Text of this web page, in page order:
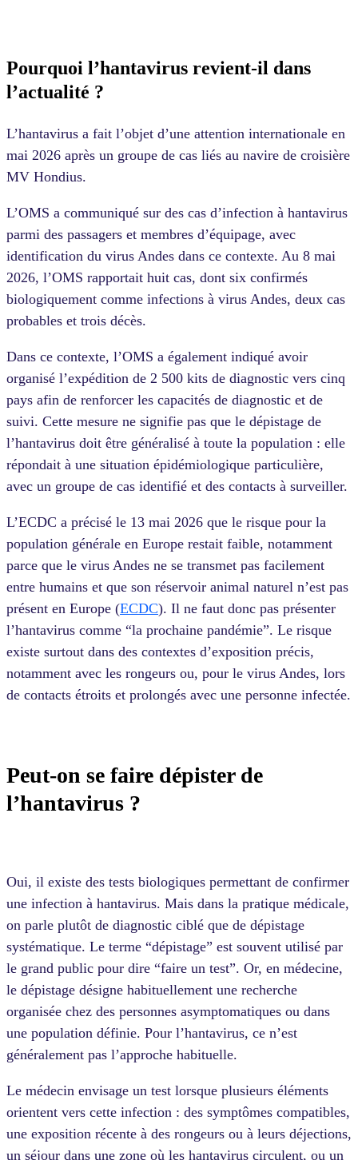
Pourquoi l’hantavirus revient-il dans
l’actualité ?
L’hantavirus a fait l’objet d’une attention internationale en
mai 2026 après un groupe de cas liés au navire de croisière
MV Hondius.
L’OMS a communiqué sur des cas d’infection à hantavirus
parmi des passagers et membres d’équipage, avec
identification du virus Andes dans ce contexte. Au 8 mai
2026, l’OMS rapportait huit cas, dont six confirmés
biologiquement comme infections à virus Andes, deux cas
probables et trois décès.
Dans ce contexte, l’OMS a également indiqué avoir
organisé l’expédition de 2 500 kits de diagnostic vers cinq
pays afin de renforcer les capacités de diagnostic et de
suivi. Cette mesure ne signifie pas que le dépistage de
l’hantavirus doit être généralisé à toute la population : elle
répondait à une situation épidémiologique particulière,
avec un groupe de cas identifié et des contacts à surveiller.
L’ECDC a précisé le 13 mai 2026 que le risque pour la
population générale en Europe restait faible, notamment
parce que le virus Andes ne se transmet pas facilement
entre humains et que son réservoir animal naturel n’est pas
présent en Europe (ECDC). Il ne faut donc pas présenter
l’hantavirus comme “la prochaine pandémie”. Le risque
existe surtout dans des contextes d’exposition précis,
notamment avec les rongeurs ou, pour le virus Andes, lors
de contacts étroits et prolongés avec une personne infectée.
Peut-on se faire dépister de
l’hantavirus ?
Oui, il existe des tests biologiques permettant de confirmer
une infection à hantavirus. Mais dans la pratique médicale,
on parle plutôt de diagnostic ciblé que de dépistage
systématique. Le terme “dépistage” est souvent utilisé par
le grand public pour dire “faire un test”. Or, en médecine,
le dépistage désigne habituellement une recherche
organisée chez des personnes asymptomatiques ou dans
une population définie. Pour l’hantavirus, ce n’est
généralement pas l’approche habituelle.
Le médecin envisage un test lorsque plusieurs éléments
orientent vers cette infection : des symptômes compatibles,
une exposition récente à des rongeurs ou à leurs déjections,
un séjour dans une zone où les hantavirus circulent, ou un